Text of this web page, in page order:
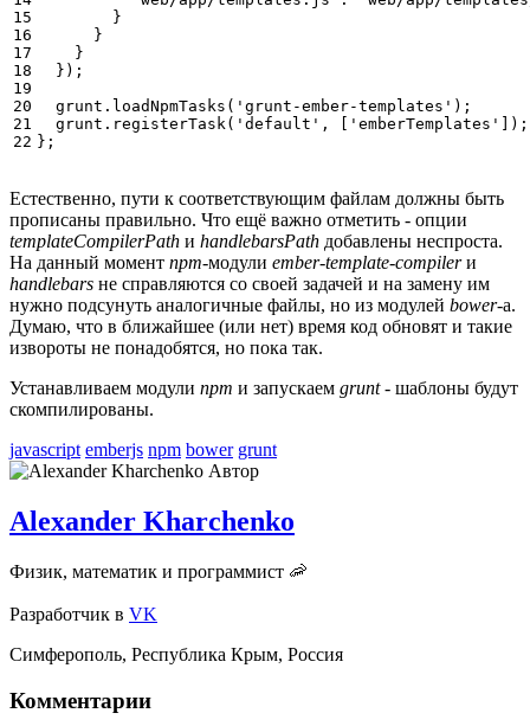
15
16
17
18
19
20
21
22
}
}
}
});
grunt . loadNpmTasks ( 'grunt-ember-templates' );
grunt . registerTask( 'default' , 'emberTemplates'
]);
};
Естественно, пути к соответствующим файлам должны быть
прописаны правильно. Что ещё важно отметить - опции
templateCompilerPath и handlebarsPath добавлены неспроста.
На данный момент npm-модули ember-template-compilerи
handlebars не справляются со своей задачей и на замену им
нужно подсунуть аналогичные файлы, но из модулей bower-а.
Думаю, что в ближайшее (или нет) время код обновят и такие
извороты не понадобятся, но пока так.
Устанавливаем модули npm и запускаем grunt- шаблоны будут
скомпилированы.
javascript emberjs npm bower grunt
Автор
Alexander Kharchenko
Физик, математик и программист 🦐
Разработчик в VK
Симферополь, Республика Крым, Россия
Комментарии